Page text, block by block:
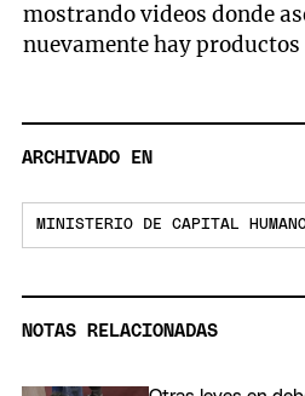
mostrando videos donde
nuevamente hay
ARCHIVADO EN
MINISTERIO DE CAPITAL
NOTAS RELACIONADAS